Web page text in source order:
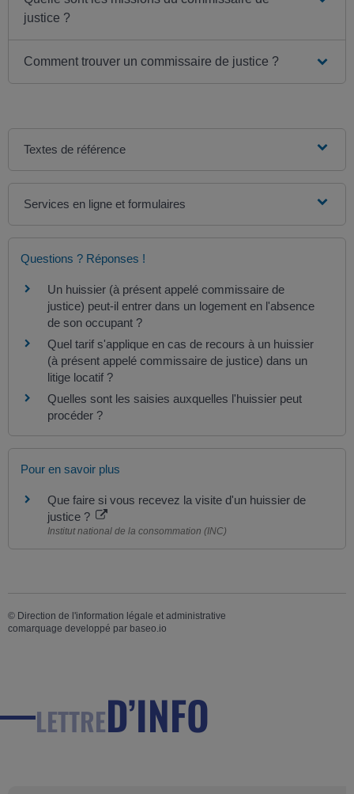
justice ?
Comment trouver un commissaire de justice ?
Textes de référence
Services en ligne et formulaires
Questions ? Réponses !
Un huissier (à présent appelé commissaire de
justice) peut-il entrer dans un logement en l'absence
de son occupant ?
Quel tarif s'applique en cas de recours à un huissier
(à présent appelé commissaire de justice) dans un
litige locatif ?
Quelles sont les saisies auxquelles l'huissier peut
procéder ?
Pour en savoir plus
Que faire si vous recevez la visite d'un huissier de
justice ?
Institut national de la consommation (INC)
© Direction de l'information légale et administrative
comarquage developpé par baseo.io
LETTRED’INFO